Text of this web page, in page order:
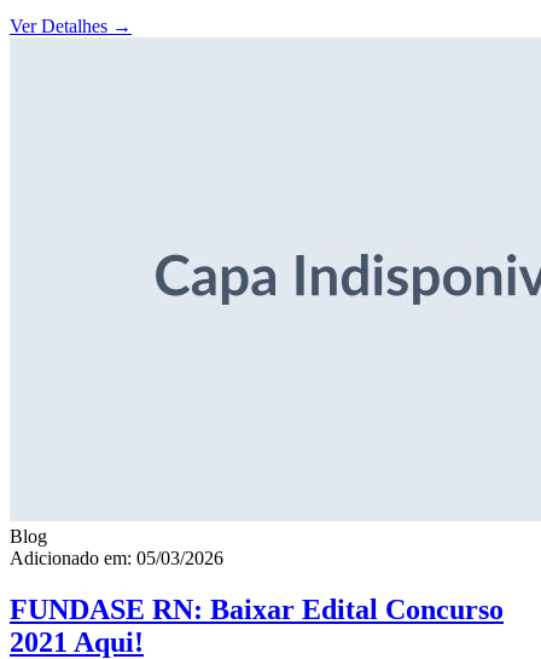
Ver Detalhes →
Blog
Adicionado em: 05/03/2026
FUNDASE RN: Baixar Edital Concurso
2021 Aqui!